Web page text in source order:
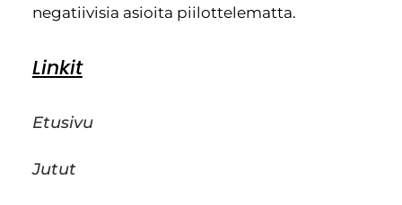
negatiivisia asioita piilottelematta.
Linkit
Etusivu
Jutut